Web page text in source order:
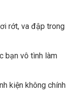
rớt, va đập trong
bạn vô tình làm
kiện không chính